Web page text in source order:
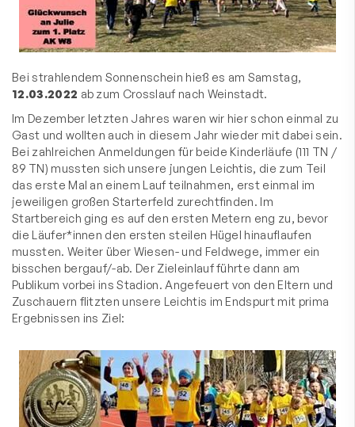
Bei strahlendem Sonnenschein hieß es am Samstag,
12.03.2022 ab zum Crosslauf nach Weinstadt.
Im Dezember letzten Jahres waren wir hier schon einmal zu
Gast und wollten auch in diesem Jahr wieder mit dabei sein.
Bei zahlreichen Anmeldungen für beide Kinderläufe (111 TN /
89 TN) mussten sich unsere jungen Leichtis, die zum Teil
das erste Mal an einem Lauf teilnahmen, erst einmal im
jeweiligen großen Starterfeld zurechtfinden. Im
Startbereich ging es auf den ersten Metern eng zu, bevor
die Läufer*innen den ersten steilen Hügel hinauflaufen
mussten. Weiter über Wiesen- und Feldwege, immer ein
bisschen bergauf/-ab. Der Zieleinlauf führte dann am
Publikum vorbei ins Stadion. Angefeuert von den Eltern und
Zuschauern flitzten unsere Leichtis im Endspurt mit prima
Ergebnissen ins Ziel: